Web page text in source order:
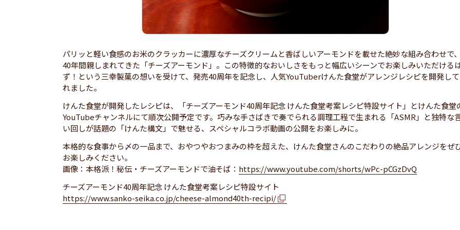
パリッと軽い食感のお米のクラッカーに濃厚なチーズクリームと香ばしいアーモンドを載せた絶妙な組み合わせで、
40年間親しまれてきた「チーズアーモンド」。この特徴的なおいしさをもっと幅広いシーンでお楽しみいただける
ず！という三幸製菓の想いを受けて、発売40周年を記念し、人気YouTuberけんた食堂がアレンジレシピを開発して
れました。
けんた食堂が開発したレシピは、「チーズアーモンド40周年記念 けんた食堂考案レシピ特設サイト」とけんた食堂
YouTubeチャンネルにて順次公開予定です。巧みな手さばきで奏でられる調理工程で生まれる「ASMR」と独特な
い回しが話題の「けんた構文」で魅せる、スペシャルコラボ動画の公開をお楽しみに。
本格的な食事から〆の一品まで、おやつやおつまみの枠を超えた、けんた食堂さんのこだわりの絶品アレンジをぜ
お楽しみください。
画像：本格派！秘伝・チーズアーモンドで油そば： https://www.youtube.com/shorts/wPc-pCGzDvQ
チーズアーモンド40周年記念 けんた食堂考案レシピ特設サイト
https://www.sanko-seika.co.jp/cheese-almond40th-recipi/